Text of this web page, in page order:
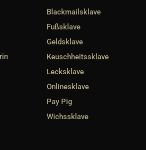
Blackmailsklave
Fußsklave
Geldsklave
Keuschheitssklave
Lecksklave
Onlinesklave
Pay Pig
Wichssklave